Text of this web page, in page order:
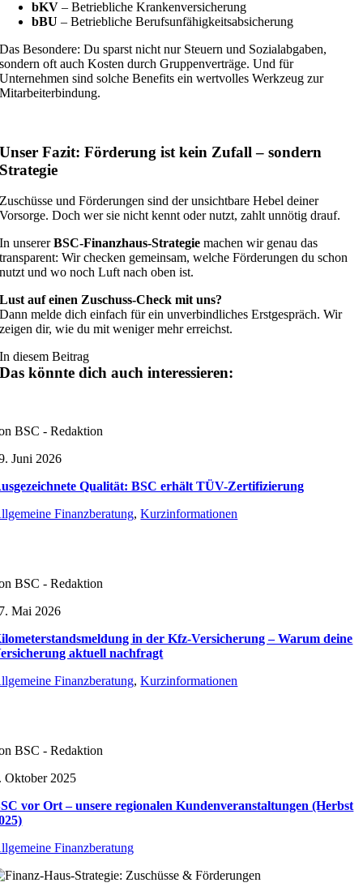
bKV – Betriebliche Krankenversicherung
bBU – Betriebliche Berufsunfähigkeitsabsicherung
Das Besondere: Du sparst nicht nur Steuern und Sozialabgaben,
sondern oft auch Kosten durch Gruppenverträge. Und für
Unternehmen sind solche Benefits ein wertvolles Werkzeug zur
Mitarbeiterbindung.
Unser Fazit: Förderung ist kein Zufall – sondern
Strategie
Zuschüsse und Förderungen sind der unsichtbare Hebel deiner
Vorsorge. Doch wer sie nicht kennt oder nutzt, zahlt unnötig drauf.
In unsererBSC-Finanzhaus-Strategie machen wir genau das
transparent: Wir checken gemeinsam, welche Förderungen du schon
nutzt und wo noch Luft nach oben ist.
Lust auf einen Zuschuss-Check mit uns?
Dann melde dich einfach für ein unverbindliches Erstgespräch. Wir
zeigen dir, wie du mit weniger mehr erreichst.
In diesem Beitrag
Das könnte dich auch interessieren:
BSC - Redaktion
Juni 2026
Qualität: BSC erhält TÜV-Zertifizierung
Finanzberatung,Kurzinformationen
BSC - Redaktion
Mai 2026
in der Kfz-Versicherung – Warum deine
aktuell nachfragt
Finanzberatung,Kurzinformationen
BSC - Redaktion
Oktober 2025
vor Ort – unsere regionalen Kundenveranstaltungen (Herbst
Finanzberatung